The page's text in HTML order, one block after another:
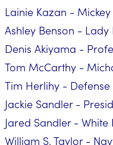
Lainie Kazan -
Ashley Benson - Lady
Denis Akiyama -
Tom McCarthy -
Tim Herlihy -
Jackie Sandler -
Jared Sandler - White
William S. Taylor -